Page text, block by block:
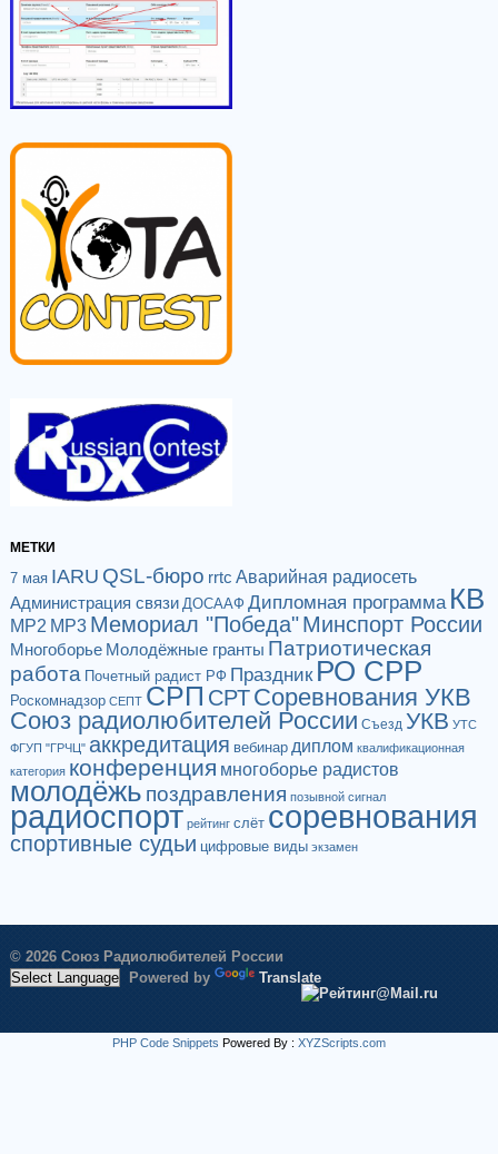
МЕТКИ
7 мая IARU QSL-бюро rrtc Аварийная радиосеть
Администрация связи ДОСААФ Дипломная программа КВ
МР2 МР3 Мемориал "Победа"Минспорт России
Многоборье Молодёжные гранты Патриотическая
работа Почетный радист РФ Праздник РО СРР
Роскомнадзор СЕПТ СРП СРТСоревнования УКВ
Союз радиолюбителей России Съезд УКВ УТС
ФГУП "ГРЧЦ" аккредитация вебинар диплом квалификационная
категория конференция многоборье радистов
молодёжь поздравления позывной сигнал
радиоспорт рейтинг слёт соревнования
спортивные судьи цифровые виды экзамен
© 2026 Союз Радиолюбителей России
Powered by
Translate
PHP Code Snippets Powered By : XYZScripts.com